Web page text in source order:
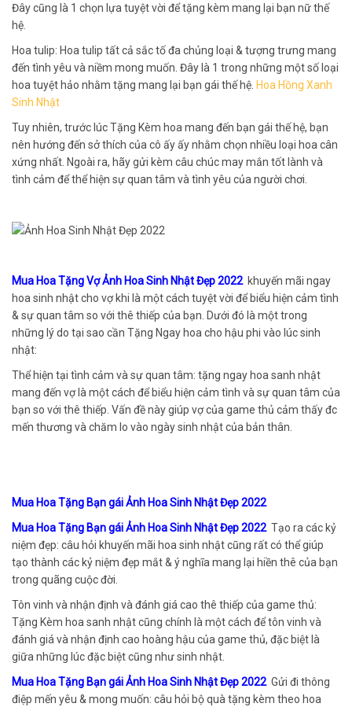
Đây cũng là 1 chọn lựa tuyệt vời để tặng kèm mang lại bạn nữ thế
hệ.
Hoa tulip: Hoa tulip tất cả sắc tố đa chủng loại & tượng trưng mang
đến tình yêu và niềm mong muốn. Đây là 1 trong những một số loại
hoa tuyệt hảo nhằm tặng mang lại bạn gái thế hệ. Hoa Hồng Xanh
Sinh Nhật
Tuy nhiên, trước lúc Tặng Kèm hoa mang đến bạn gái thế hệ, bạn
nên hướng đến sở thích của cô ấy ấy nhằm chọn nhiều loại hoa cân
xứng nhất. Ngoài ra, hãy gửi kèm câu chúc may mắn tốt lành và
tình cảm để thể hiện sự quan tâm và tình yêu của người chơi.
Mua Hoa Tặng Vợ Ảnh Hoa Sinh Nhật Đẹp 2022 khuyến mãi ngay
hoa sinh nhật cho vợ khi là một cách tuyệt vời để biểu hiện cảm tình
& sự quan tâm so với thê thiếp của bạn. Dưới đó là một trong
những lý do tại sao cần Tặng Ngay hoa cho hậu phi vào lúc sinh
nhật:
Thể hiện tại tình cảm và sự quan tâm: tặng ngay hoa sanh nhật
mang đến vợ là một cách để biểu hiện cảm tình và sự quan tâm của
bạn so với thê thiếp. Vấn đề này giúp vợ của game thủ cảm thấy đc
mến thương và chăm lo vào ngày sinh nhật của bản thân.
Mua Hoa Tặng Bạn gái Ảnh Hoa Sinh Nhật Đẹp 2022
Mua Hoa Tặng Bạn gái Ảnh Hoa Sinh Nhật Đẹp 2022 Tạo ra các kỷ
niệm đẹp: câu hỏi khuyến mãi hoa sinh nhật cũng rất có thể giúp
tạo thành các kỷ niệm đẹp mắt & ý nghĩa mang lại hiền thê của bạn
trong quãng cuộc đời.
Tôn vinh và nhận định và đánh giá cao thê thiếp của game thủ:
Tặng Kèm hoa sanh nhật cũng chính là một cách để tôn vinh và
đánh giá và nhận định cao hoàng hậu của game thủ, đặc biệt là
giữa những lúc đặc biệt cũng như sinh nhật.
Mua Hoa Tặng Bạn gái Ảnh Hoa Sinh Nhật Đẹp 2022 Gửi đi thông
điệp mến yêu & mong muốn: câu hỏi bộ quà tặng kèm theo hoa